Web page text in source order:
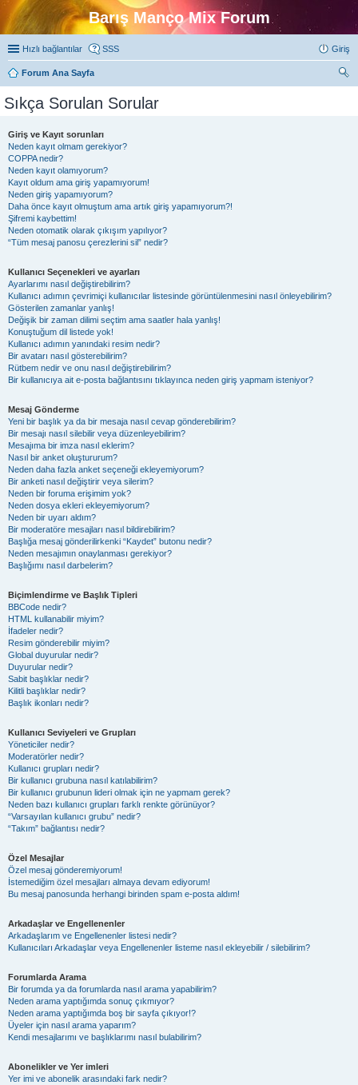
Barış Manço Mix Forum
Hızlı bağlantılar SSS Giriş
Forum Ana Sayfa
Sıkça Sorulan Sorular
Giriş ve Kayıt sorunları
Neden kayıt olmam gerekiyor?
COPPA nedir?
Neden kayıt olamıyorum?
Kayıt oldum ama giriş yapamıyorum!
Neden giriş yapamıyorum?
Daha önce kayıt olmuştum ama artık giriş yapamıyorum?!
Şifremi kaybettim!
Neden otomatik olarak çıkışım yapılıyor?
“Tüm mesaj panosu çerezlerini sil” nedir?
Kullanıcı Seçenekleri ve ayarları
Ayarlarımı nasıl değiştirebilirim?
Kullanıcı adımın çevrimiçi kullanıcılar listesinde görüntülenmesini nasıl önleyebilirim?
Gösterilen zamanlar yanlış!
Değişik bir zaman dilimi seçtim ama saatler hala yanlış!
Konuştuğum dil listede yok!
Kullanıcı adımın yanındaki resim nedir?
Bir avatarı nasıl gösterebilirim?
Rütbem nedir ve onu nasıl değiştirebilirim?
Bir kullanıcıya ait e-posta bağlantısını tıklayınca neden giriş yapmam isteniyor?
Mesaj Gönderme
Yeni bir başlık ya da bir mesaja nasıl cevap gönderebilirim?
Bir mesajı nasıl silebilir veya düzenleyebilirim?
Mesajıma bir imza nasıl eklerim?
Nasıl bir anket oluştururum?
Neden daha fazla anket seçeneği ekleyemiyorum?
Bir anketi nasıl değiştirir veya silerim?
Neden bir foruma erişimim yok?
Neden dosya ekleri ekleyemiyorum?
Neden bir uyarı aldım?
Bir moderatöre mesajları nasıl bildirebilirim?
Başlığa mesaj gönderilirkenki “Kaydet” butonu nedir?
Neden mesajımın onaylanması gerekiyor?
Başlığımı nasıl darbelerim?
Biçimlendirme ve Başlık Tipleri
BBCode nedir?
HTML kullanabilir miyim?
İfadeler nedir?
Resim gönderebilir miyim?
Global duyurular nedir?
Duyurular nedir?
Sabit başlıklar nedir?
Kilitli başlıklar nedir?
Başlık ikonları nedir?
Kullanıcı Seviyeleri ve Grupları
Yöneticiler nedir?
Moderatörler nedir?
Kullanıcı grupları nedir?
Bir kullanıcı grubuna nasıl katılabilirim?
Bir kullanıcı grubunun lideri olmak için ne yapmam gerek?
Neden bazı kullanıcı grupları farklı renkte görünüyor?
“Varsayılan kullanıcı grubu” nedir?
“Takım” bağlantısı nedir?
Özel Mesajlar
Özel mesaj gönderemiyorum!
İstemediğim özel mesajları almaya devam ediyorum!
Bu mesaj panosunda herhangi birinden spam e-posta aldım!
Arkadaşlar ve Engellenenler
Arkadaşlarım ve Engellenenler listesi nedir?
Kullanıcıları Arkadaşlar veya Engellenenler listeme nasıl ekleyebilir / silebilirim?
Forumlarda Arama
Bir forumda ya da forumlarda nasıl arama yapabilirim?
Neden arama yaptığımda sonuç çıkmıyor?
Neden arama yaptığımda boş bir sayfa çıkıyor!?
Üyeler için nasıl arama yaparım?
Kendi mesajlarımı ve başlıklarımı nasıl bulabilirim?
Abonelikler ve Yer imleri
Yer imi ve abonelik arasındaki fark nedir?